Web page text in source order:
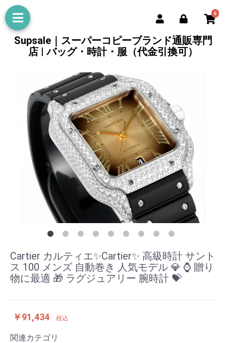
0
Supsale｜スーパーコピーブランド通販専門
店 | バッグ・時計・服（代金引換可）
Cartier カルティエ✨Cartier✨ 高級時計 サント
ス 100 メンズ 自動巻き 人気モデル 💎 ⌚ 贈り
物に最適 🎁 ラグジュアリー 腕時計 💝
￥91,434 税込
関連カテゴリ